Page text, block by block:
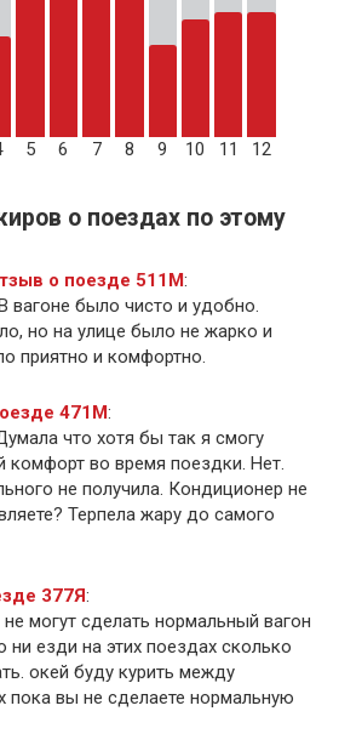
5 6 7 8 9 10 11 12
о поездах по этому
о поезде 511М:
вагоне было чисто и удобно.
но на улице было не жарко и
приятно и комфортно.
471М:
что хотя бы так я смогу
комфорт во время поездки. Нет.
не получила. Кондиционер не
Терпела жару до самого
377Я:
могут сделать нормальный вагон
ни езди на этих поездах сколько
окей буду курить между
пока вы не сделаете нормальную